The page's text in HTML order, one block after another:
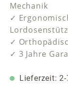
Mechanik
✓
✓
✓ 3 Jahre
Lieferzeit: